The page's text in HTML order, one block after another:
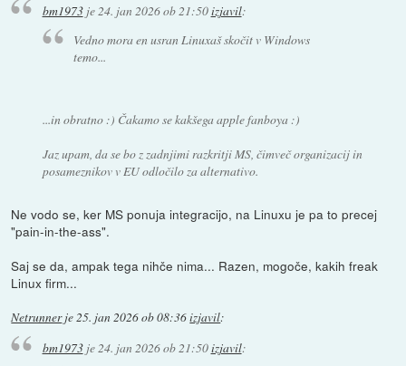
bm1973je 24. jan 2026 ob 21:50izjavil:
Vedno mora en usran Linuxaš skočit v Windows
temo...
...in obratno :) Čakamo se kakšega apple fanboya :)
Jaz upam, da se bo z zadnjimi razkritji MS, čimveč organizacij in
posameznikov v EU odločilo za alternativo.
Ne vodo se, ker MS ponuja integracijo, na Linuxu je pa to precej
"pain-in-the-ass".
Saj se da, ampak tega nihče nima... Razen, mogoče, kakih freak
Linux firm...
Netrunnerje25. jan 2026 ob 08:36izjavil:
bm1973je24. jan 2026 ob 21:50izjavil: